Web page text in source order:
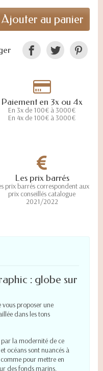
Ajouter au panier
Paiement en 3x ou 4x
En 3x de 100€ à 3000€
En 4x de 100€ à 3000€
Les prix barrés
prix barrés correspondent aux
prix conseillés catalogue
2021/2022
: globe sur
proposer une
dans les tons
la modernité de ce
océans sont nuancés à
pour mettre en
des fonds marins.